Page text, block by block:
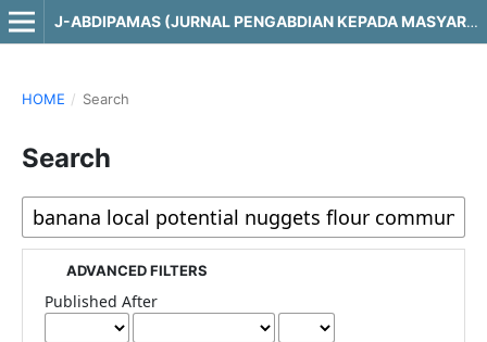
J-ABDIPAMAS (JURNAL PENGABDIAN KEPADA MASYARAKAT)
HOME / Search
Search
ADVANCED FILTERS
Published After